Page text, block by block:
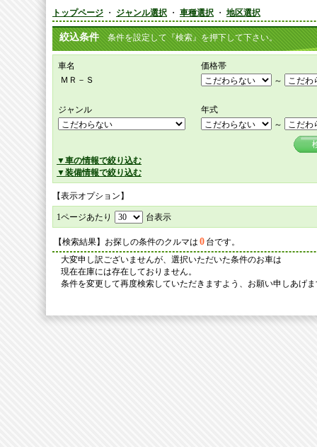
トップページ ・ ジャンル選択 ・ 車種選択 ・ 地区選択
絞込条件 条件を設定して『検索』を押下して下さい。
車名
価格帯
ＭＲ－Ｓ
～
ジャンル
年式
～
▼車の情報で絞り込む
▼装備情報で絞り込む
【表示オプション】
1ページあたり 台表示
【検索結果】お探しの条件のクルマは 0 台です。
大変申し訳ございませんが、選択いただいた条件のお車は
現在在庫には存在しておりません。
条件を変更して再度検索していただきますよう、お願い申しあげ